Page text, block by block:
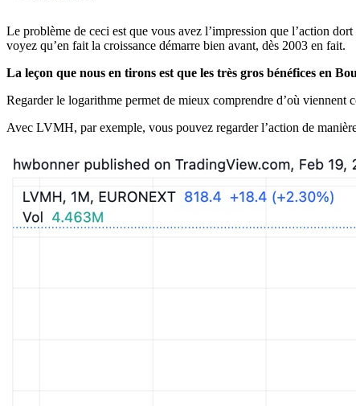
Le problème de ceci est que vous avez l’impression que l’action
voyez qu’en fait la croissance démarre bien avant, dès 2003 en fait.
La leçon que nous en tirons est que les très gros bénéfices en
Regarder le logarithme permet de mieux comprendre d’où viennent
Avec LVMH, par exemple, vous pouvez regarder l’action de